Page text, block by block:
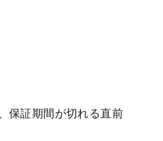
保証期間が切れる直前